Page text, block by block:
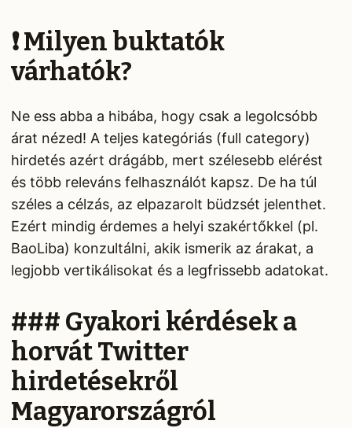
❗ Milyen buktatók
várhatók?
Ne ess abba a hibába, hogy csak a legolcsóbb
árat nézed! A teljes kategóriás (full category)
hirdetés azért drágább, mert szélesebb elérést
és több releváns felhasználót kapsz. De ha túl
széles a célzás, az elpazarolt büdzsét jelenthet.
Ezért mindig érdemes a helyi szakértőkkel (pl.
BaoLiba) konzultálni, akik ismerik az árakat, a
legjobb vertikálisokat és a legfrissebb adatokat.
### Gyakori kérdések a
horvát Twitter
hirdetésekről
Magyarországról